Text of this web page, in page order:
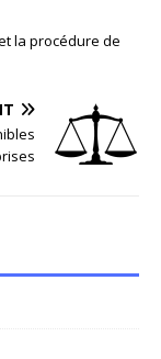
la procédure de